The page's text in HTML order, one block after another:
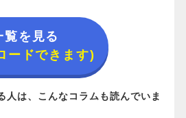
覧を見る
ードできます)
人は、こんなコラムも読んでいま